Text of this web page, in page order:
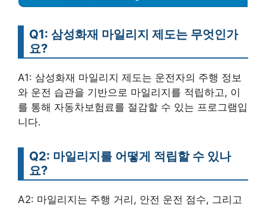
Q1: 삼성화재 마일리지 제도는 무엇인가
요?
A1: 삼성화재 마일리지 제도는 운전자의 주행 정보
와 운전 습관을 기반으로 마일리지를 적립하고, 이
를 통해 자동차보험료를 절감할 수 있는 프로그램입
니다.
Q2: 마일리지를 어떻게 적립할 수 있나
요?
A2: 마일리지는 주행 거리, 안전 운전 점수, 그리고